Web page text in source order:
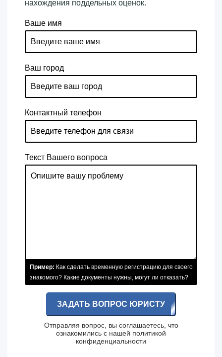
нахождения поддельных оценок.
Ваше имя
Ваш город
Контактный телефон
Текст Вашего вопроса
Пример: Как сделать временную регистрацию для своего
знакомого? Какие документы нужны, могут ли отказать?
ЗАДАТЬ ВОПРОС ЮРИСТУ
Отправляя вопрос, вы соглашаетесь, что
ознакомились с нашей политикой
конфиденциальности